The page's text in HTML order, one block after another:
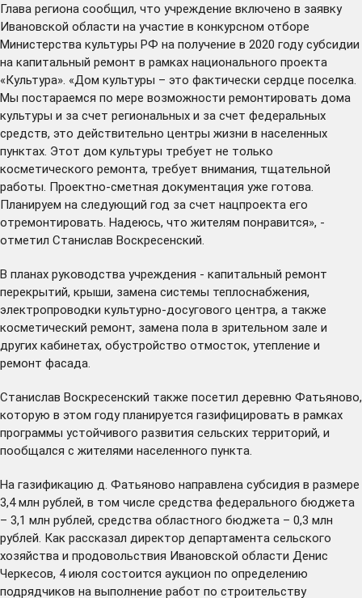
Глава региона сообщил, что учреждение включено в заявку
Ивановской области на участие в конкурсном отборе
Министерства культуры РФ на получение в 2020 году субсидии
на капитальный ремонт в рамках национального проекта
«Культура». «Дом культуры – это фактически сердце поселка.
Мы постараемся по мере возможности ремонтировать дома
культуры и за счет региональных и за счет федеральных
средств, это действительно центры жизни в населенных
пунктах. Этот дом культуры требует не только
косметического ремонта, требует внимания, тщательной
работы. Проектно-сметная документация уже готова.
Планируем на следующий год за счет нацпроекта его
отремонтировать. Надеюсь, что жителям понравится», -
отметил Станислав Воскресенский.
В планах руководства учреждения - капитальный ремонт
перекрытий, крыши, замена системы теплоснабжения,
электропроводки культурно-досугового центра, а также
косметический ремонт, замена пола в зрительном зале и
других кабинетах, обустройство отмосток, утепление и
ремонт фасада.
Станислав Воскресенский также посетил деревню Фатьяново,
которую в этом году планируется газифицировать в рамках
программы устойчивого развития сельских территорий, и
пообщался с жителями населенного пункта.
На газификацию д. Фатьяново направлена субсидия в размере
3,4 млн рублей, в том числе средства федерального бюджета
– 3,1 млн рублей, средства областного бюджета – 0,3 млн
рублей. Как рассказал директор департамента сельского
хозяйства и продовольствия Ивановской области Денис
Черкесов, 4 июля состоится аукцион по определению
подрядчиков на выполнение работ по строительству